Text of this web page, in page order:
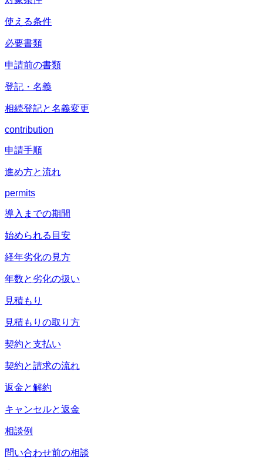
使える条件
必要書類
申請前の書類
登記・名義
相続登記と名義変更
contribution
申請手順
進め方と流れ
permits
導入までの期間
始められる目安
経年劣化の見方
年数と劣化の扱い
見積もり
見積もりの取り方
契約と支払い
契約と請求の流れ
返金と解約
キャンセルと返金
相談例
問い合わせ前の相談